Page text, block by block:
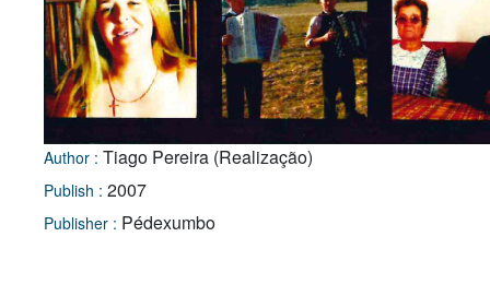
Author : Tiago Pereira (Realização)
Publish : 2007
Publisher : Pédexumbo